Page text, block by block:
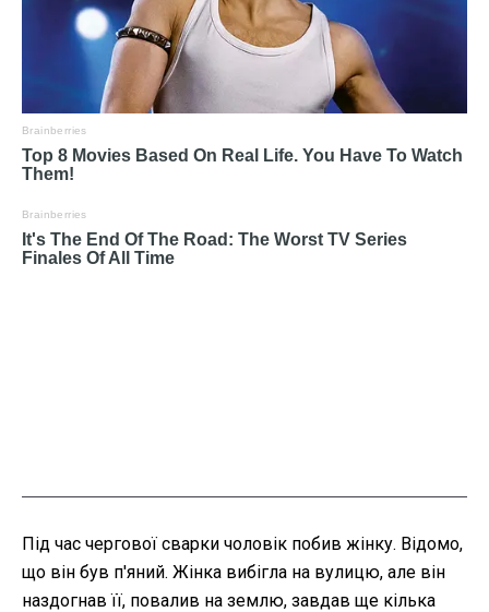
Під час чергової сварки чоловік побив жінку. Відомо,
що він був п'яний. Жінка вибігла на вулицю, але він
наздогнав її, повалив на землю, завдав ще кілька